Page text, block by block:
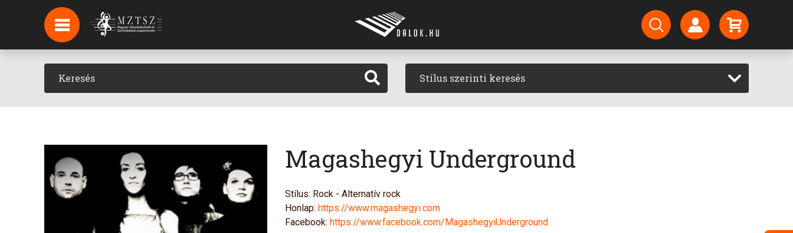
HÍREK
HÍRLEVÉL FELIRATKOZÁS
PODCAST Stílus szerinti keresés
Magashegyi Underground
Stílus: Rock - Alternatív rock
Honlap: https://www.magashegyi.com
Facebook: https://www.facebook.com/MagashegyiUnderground